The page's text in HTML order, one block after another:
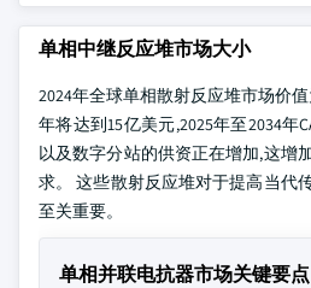
单相中继反应堆市场大小
2024年全球单相散射反应堆市场价
年将达到15亿美元,2025年至2034年
以及数字分站的供资正在增加,这增
求。 这些散射反应堆对于提高当代
至关重要。
单相并联电抗器市场关键要点